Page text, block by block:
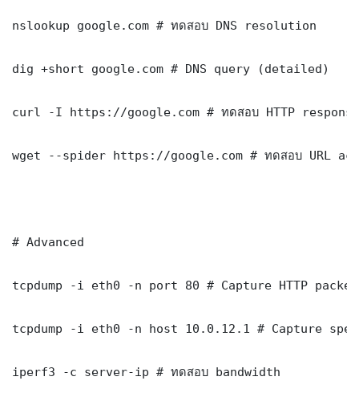
nslookup google.com # ทดสอบ DNS resolution
dig +short google.com # DNS query (detailed)
curl -I https://google.com # ทดสอบ HTTP
wget --spider https://google.com # ทดสอบ URL
# Advanced
tcpdump -i eth0 -n port 80 # Capture HTTP
tcpdump -i eth0 -n host 10.0.12.1 # Capture
iperf3 -c server-ip # ทดสอบ bandwidth